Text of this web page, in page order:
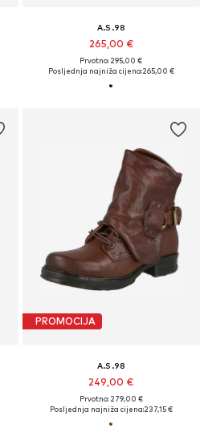
A.S.98
265,00 €
Prvotno: 295,00 €
Posljednja najniža cijena:265,00 €
PROMOCIJA
A.S.98
249,00 €
Prvotno: 279,00 €
Posljednja najniža cijena:237,15 €